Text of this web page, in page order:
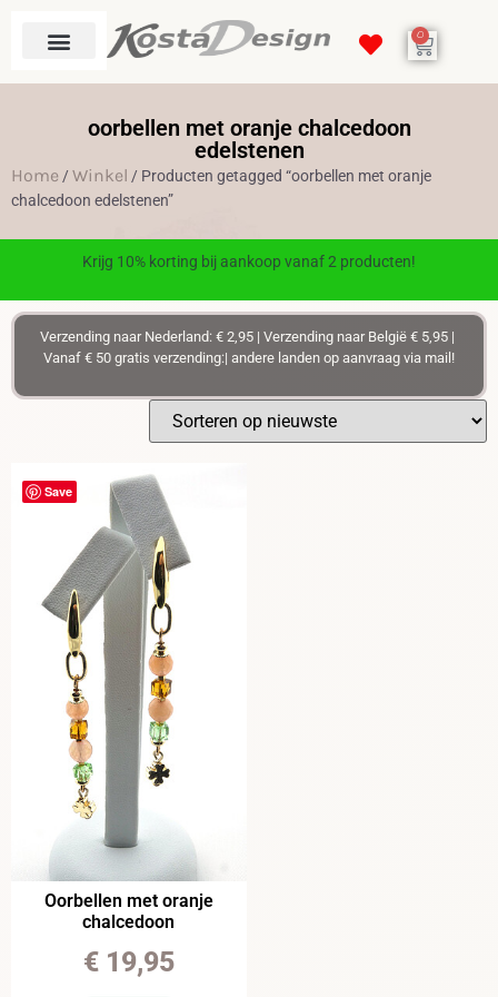
0
oorbellen met oranje chalcedoon
edelstenen
Home /Winkel / Producten getagged “oorbellen met oranje
chalcedoon edelstenen”
Krijg 10% korting bij aankoop vanaf 2 producten!
Verzending naar Nederland: € 2,95 | Verzending naar België € 5,95 |
Vanaf € 50 gratis verzending:| andere landen op aanvraag via mail!
Save
Oorbellen met oranje
chalcedoon
€19,95